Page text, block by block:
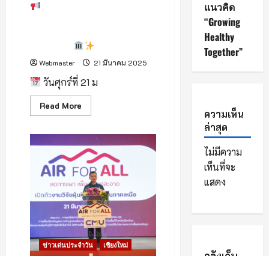
Webmaster 21 มีนาคม 2025
วันศุกร์ที่ 21 ม
Read More
more
ลำปาง
เปิด
กิจกรรม
Fam
Trip
“ตาม
รอย
เส้น
ทาง
วัด
ศิลปะ
พม่า”
กระตุ้น
การ
ข่าวเด่นประจำวัน เชียงใหม่
แนวคิด
“Growing
Healthy
Together”
ความเห็น
ล่าสุด
ไม่มีความ
เห็นที่จะ
แสดง